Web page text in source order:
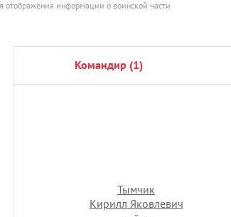
отображения информации о воинской части
командир (1)
Тымчик
Кирилл Яковлевич